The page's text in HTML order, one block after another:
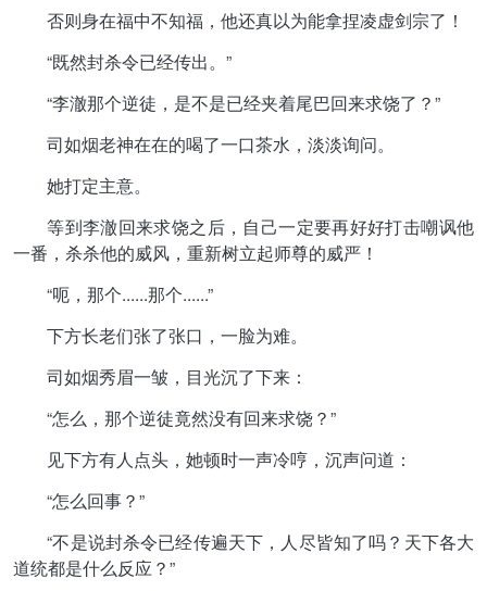
否则身在福中不知福，他还真以为能拿捏凌虚剑宗了！
“既然封杀令已经传出。”
“李澈那个逆徒，是不是已经夹着尾巴回来求饶了？”
司如烟老神在在的喝了一口茶水，淡淡询问。
她打定主意。
等到李澈回来求饶之后，自己一定要再好好打击嘲讽他
一番，杀杀他的威风，重新树立起师尊的威严！
“呃，那个......那个......”
下方长老们张了张口，一脸为难。
司如烟秀眉一皱，目光沉了下来：
“怎么，那个逆徒竟然没有回来求饶？”
见下方有人点头，她顿时一声冷哼，沉声问道：
“怎么回事？”
“不是说封杀令已经传遍天下，人尽皆知了吗？天下各大
道统都是什么反应？”